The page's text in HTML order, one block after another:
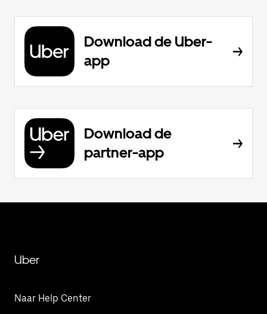
Download de Uber-
app
Download de
partner-app
Uber
Naar Help Center